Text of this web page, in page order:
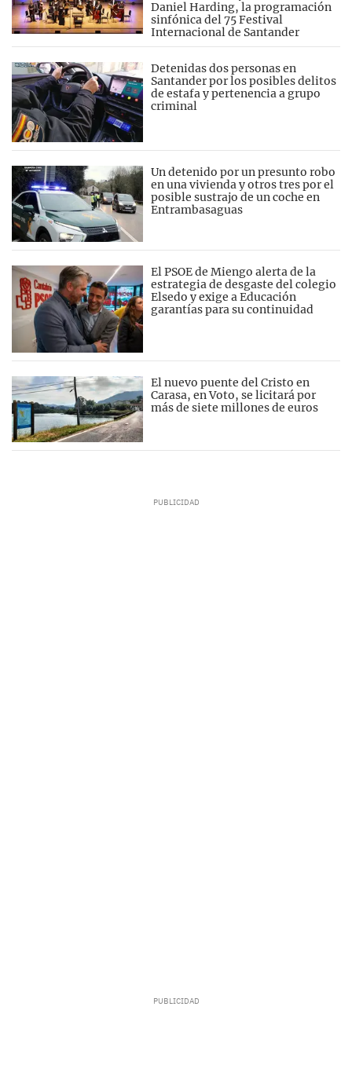
Daniel Harding, la programación
sinfónica del 75 Festival
Internacional de Santander
Detenidas dos personas en
Santander por los posibles delitos
de estafa y pertenencia a grupo
criminal
Un detenido por un presunto robo
en una vivienda y otros tres por el
posible sustrajo de un coche en
Entrambasaguas
El PSOE de Miengo alerta de la
estrategia de desgaste del colegio
Elsedo y exige a Educación
garantías para su continuidad
El nuevo puente del Cristo en
Carasa, en Voto, se licitará por
más de siete millones de euros